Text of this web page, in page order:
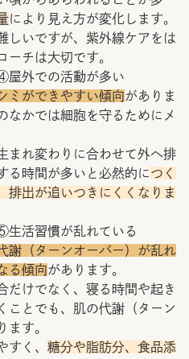
により見え方が変化します。
しいですが、紫外線ケアをは
ーチは大切です。
屋外での活動が多い
ミができやすい傾向がありま
なかでは細胞を守るためにメ
まれ変わりに合わせて外へ排
る時間が多いと必然的につく
排出が追いつきにくくなりま
生活習慣が乱れている
謝（ターンオーバー）が乱れ
る傾向があります。
だけでなく、寝る時間や起き
ことでも、肌の代謝（ターン
ます。
すく、 糖分や脂肪分、食品添